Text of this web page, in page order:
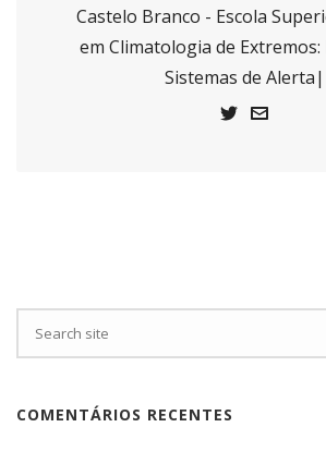
Castelo Branco - Escola
em Climatologia de Extremos:
Sistemas de Alerta|
COMENTÁRIOS RECENTES